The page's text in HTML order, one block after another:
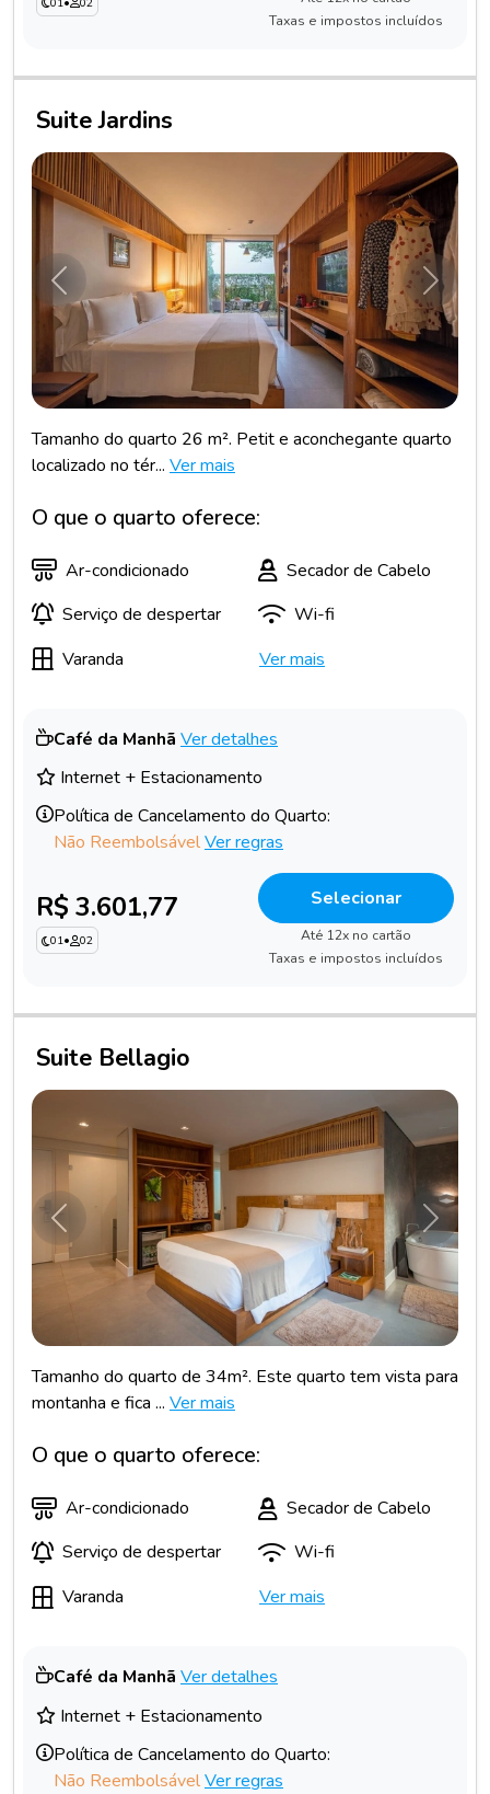
Taxas e impostos incluídos
Suite Jardins
Anterior
Tamanho do quarto 26 m². Petit e aconchegante quarto
localizado no tér... Ver mais
O que o quarto oferece:
Ar-condicionado
Secador de Cabelo
Serviço de despertar
Wi-fi
Varanda
Ver mais
Café da Manhã Ver detalhes
Internet + Estacionamento
Política de Cancelamento do Quarto:
Não ReembolsávelVer regras
R$ 3.601,77
01• 02
Selecionar
Até 12x no cartão
Taxas e impostos incluídos
Suite Bellagio
Anterior
Tamanho do quarto de 34m². Este quarto tem vista para
montanha e fica ... Ver mais
O que o quarto oferece:
Ar-condicionado
Secador de Cabelo
Serviço de despertar
Wi-fi
Varanda
Ver mais
Café da Manhã Ver detalhes
Internet + Estacionamento
Política de Cancelamento do Quarto:
Não ReembolsávelVer regras